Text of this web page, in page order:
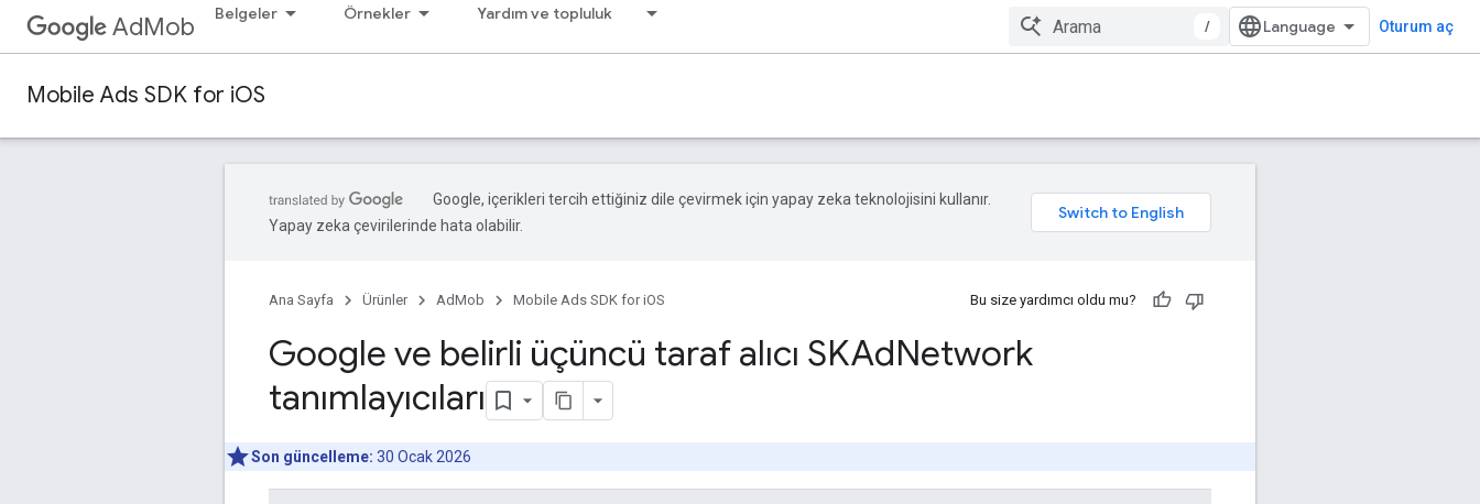
AdMob Belgeler Örnekler Yardım ve topluluk
/ Oturum aç
Mobile Ads SDK for iOS
Google, içerikleri tercih ettiğiniz dile çevirmek için yapay zeka teknolojisini kullanır.
Yapay zeka çevirilerinde hata olabilir.
Ana Sayfa Ürünler AdMob Mobile Ads SDK for iOS Bu size yardımcı oldu mu?
Google ve belirli üçüncü taraf alıcı SKAdNetwork
tanımlayıcıları
Son güncelleme: 30 Ocak 2026